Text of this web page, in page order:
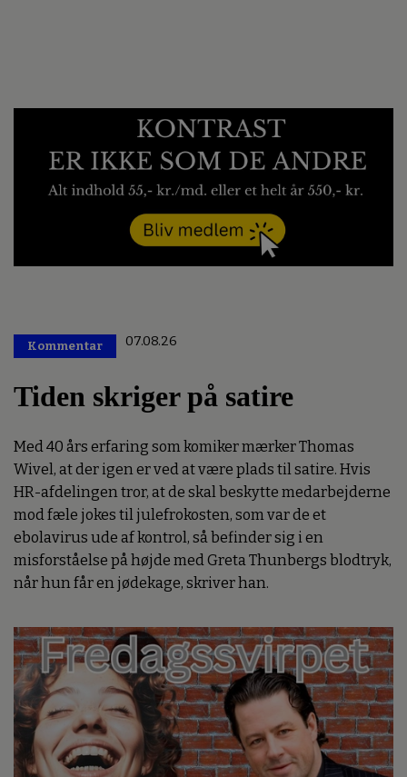
Kommentar 07.08.26
Tiden skriger på satire
Med 40 års erfaring som komiker mærker Thomas
Wivel, at der igen er ved at være plads til satire. Hvis
HR-afdelingen tror, at de skal beskytte medarbejderne
mod fæle jokes til julefrokosten, som var de et
ebolavirus ude af kontrol, så befinder sig i en
misforståelse på højde med Greta Thunbergs blodtryk,
når hun får en jødekage, skriver han.